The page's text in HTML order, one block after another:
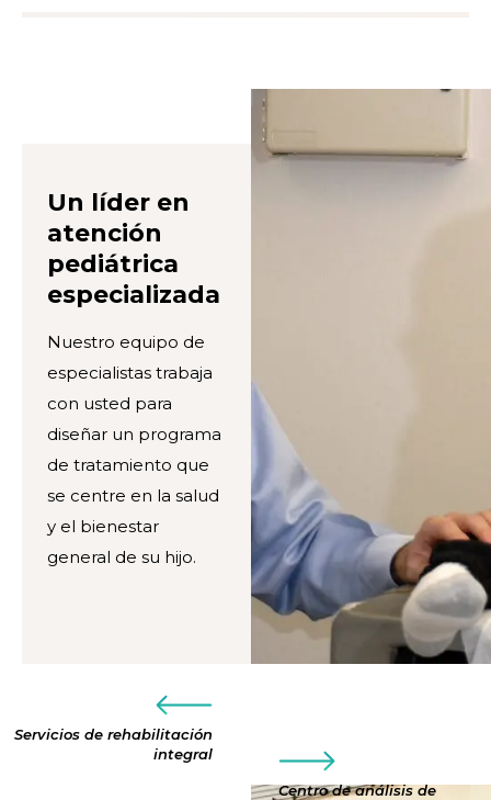
Un líder en
atención
pediátrica
especializada
Nuestro equipo de
especialistas trabaja
con usted para
diseñar un programa
de tratamiento que
se centre en la salud
y el bienestar
general de su hijo.
Servicios de rehabilitación
integral
Centro de análisis de